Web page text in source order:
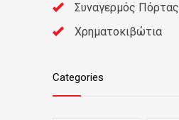
Συναγερμός Πόρτας
Χρηματοκιβώτια
Categories